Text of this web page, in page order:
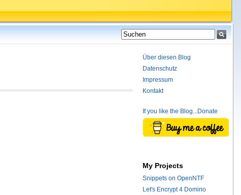
Über diesen Blog
Datenschutz
Impressum
Kontakt
If you like the Blog...Donate
My Projects
Snippets on OpenNTF
Let's Encrypt 4 Domino